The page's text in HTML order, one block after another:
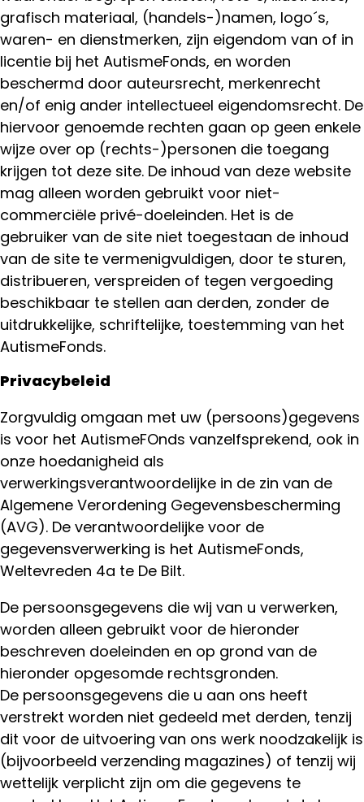
grafisch materiaal, (handels-)namen, logo´s,
waren- en dienstmerken, zijn eigendom van of in
licentie bij het AutismeFonds, en worden
beschermd door auteursrecht, merkenrecht
en/of enig ander intellectueel eigendomsrecht. De
hiervoor genoemde rechten gaan op geen enkele
wijze over op (rechts-)personen die toegang
krijgen tot deze site. De inhoud van deze website
mag alleen worden gebruikt voor niet-
commerciële privé-doeleinden. Het is de
gebruiker van de site niet toegestaan de inhoud
van de site te vermenigvuldigen, door te sturen,
distribueren, verspreiden of tegen vergoeding
beschikbaar te stellen aan derden, zonder de
uitdrukkelijke, schriftelijke, toestemming van het
AutismeFonds.
Privacybeleid
Zorgvuldig omgaan met uw (persoons)gegevens
is voor het AutismeFOnds vanzelfsprekend, ook in
onze hoedanigheid als
verwerkingsverantwoordelijke in de zin van de
Algemene Verordening Gegevensbescherming
(AVG). De verantwoordelijke voor de
gegevensverwerking is het AutismeFonds,
Weltevreden 4a te De Bilt.
De persoonsgegevens die wij van u verwerken,
worden alleen gebruikt voor de hieronder
beschreven doeleinden en op grond van de
hieronder opgesomde rechtsgronden.
De persoonsgegevens die u aan ons heeft
verstrekt worden niet gedeeld met derden, tenzij
dit voor de uitvoering van ons werk noodzakelijk is
(bijvoorbeeld verzending magazines) of tenzij wij
wettelijk verplicht zijn om die gegevens te